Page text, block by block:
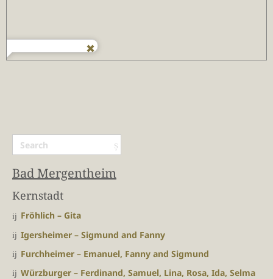
Bad Mergentheim
Kernstadt
Fröhlich – Gita
Igersheimer – Sigmund and Fanny
Furchheimer – Emanuel, Fanny and Sigmund
Würzburger – Ferdinand, Samuel, Lina, Rosa, Ida, Selma